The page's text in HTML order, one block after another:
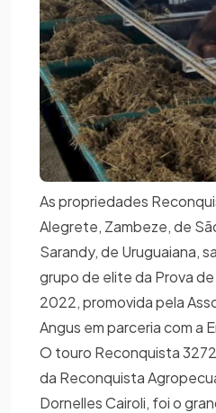
As propriedades
Alegrete, Zambeze, de
Sarandy, de Uruguaiana,
grupo de elite da Prova
2022, promovida pela
Angus em parceria com a
O touro Reconquista
da Reconquista
Dornelles Cairoli, foi o